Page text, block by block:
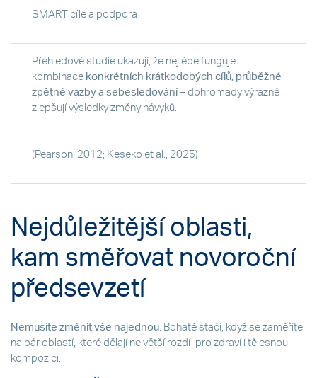
SMART cíle a podpora
Přehledové studie ukazují, že nejlépe funguje
kombinace konkrétních krátkodobých cílů, průběžné
zpětné vazby a sebesledování – dohromady výrazně
zlepšují výsledky změny návyků.
(Pearson, 2012; Keseko et al., 2025)
Nejdůležitější oblasti,
kam směřovat novoroční
předsevzetí
Nemusíte změnit vše najednou . Bohatě stačí, když se zaměříte
na pár oblastí, které dělají největší rozdíl pro zdraví i tělesnou
kompozici.